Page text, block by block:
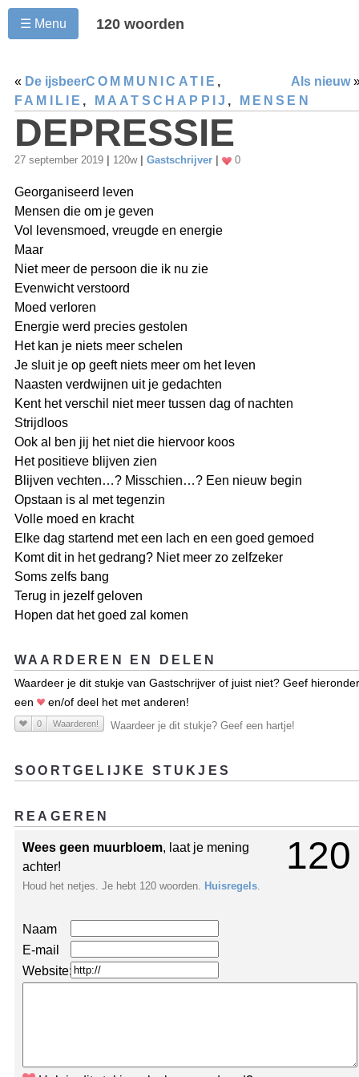
☰ Menu 120 woorden
« De ijsbeer Als nieuw
COMMUNICATIE ,
FAMILIE , MAATSCHAPPIJ , MENSEN
DEPRESSIE
27 september 2019 120w Gastschrijver 0
Georganiseerd leven
Mensen die om je geven
Vol levensmoed, vreugde en energie
Maar
Niet meer de persoon die ik nu zie
Evenwicht verstoord
Moed verloren
Energie werd precies gestolen
Het kan je niets meer schelen
Je sluit je op geeft niets meer om het leven
Naasten verdwijnen uit je gedachten
Kent het verschil niet meer tussen dag of nachten
Strijdloos
Ook al ben jij het niet die hiervoor koos
Het positieve blijven zien
Blijven vechten…? Misschien…? Een nieuw begin
Opstaan is al met tegenzin
Volle moed en kracht
Elke dag startend met een lach en een goed gemoed
Komt dit in het gedrang? Niet meer zo zelfzeker
Soms zelfs bang
Terug in jezelf geloven
Hopen dat het goed zal komen
WAARDEREN EN DELEN
Waardeer je dit stukje van Gastschrijver of juist niet? Geef hieronder
een
en/of deel het met anderen!
0 Waarderen! Waardeer je dit stukje? Geef een hartje!
SOORTGELIJKE STUKJES
REAGEREN
120
Wees geen muurbloem, laat je mening
achter!
Houd het netjes. Je hebt 120 woorden. Huisregels
Naam
E-mail
Website: